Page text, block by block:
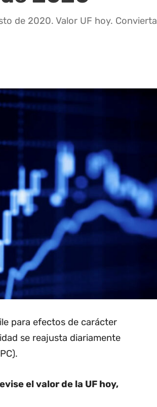
de 2020. Valor UF hoy. Convierta
para efectos de carácter
se reajusta diariamente
el valor de la UF hoy,